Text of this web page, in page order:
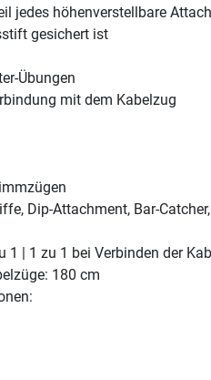
jedes höhenverstellbare
gesichert ist
Übungen
mit dem Kabelzug
Dip-Attachment, Bar-
1 | 1 zu 1 bei Verbinden der
180 cm